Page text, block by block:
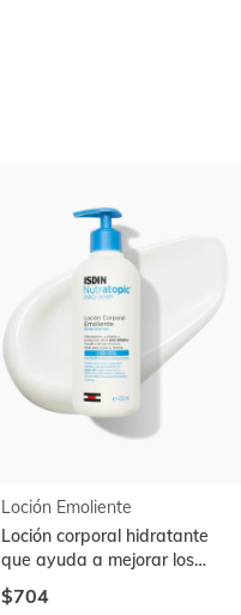
Loción Emoliente
Loción corporal hidratante
que ayuda a mejorar los
signos de la piel atópica
$704